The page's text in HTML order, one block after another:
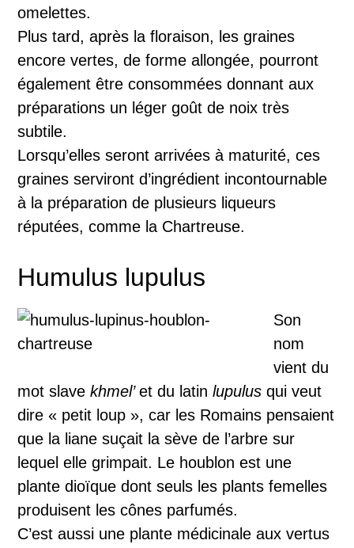
omelettes.
Plus tard, après la floraison, les graines
encore vertes, de forme allongée, pourront
également être consommées donnant aux
préparations un léger goût de noix très
subtile.
Lorsqu’elles seront arrivées à maturité, ces
graines serviront d’ingrédient incontournable
à la préparation de plusieurs liqueurs
réputées, comme la Chartreuse.
Humulus lupulus
Son
nom
vient du
mot slavekhmel’et du latinlupulus qui veut
dire « petit loup », car les Romains pensaient
que la liane suçait la sève de l’arbre sur
lequel elle grimpait. Le houblon est une
plante dioïque dont seuls les plants femelles
produisent les cônes parfumés.
C’est aussi une plante médicinale aux vertus